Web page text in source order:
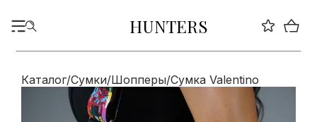
HUNTERS
Каталог/Сумки/Шопперы/Сумка Valentino